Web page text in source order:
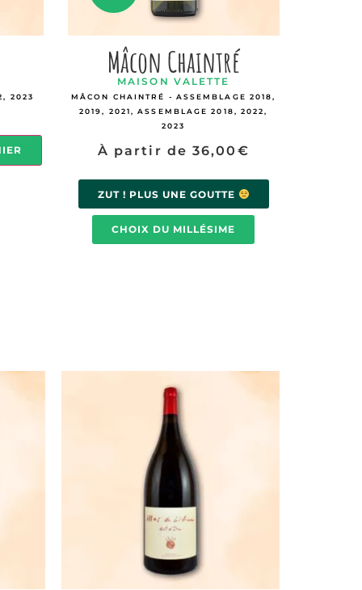
2023
Mâcon Chaintré
MAISON VALETTE
MÂCON CHAINTRÉ - ASSEMBLAGE 2018,
2019, 2021, ASSEMBLAGE 2018, 2022,
2023
À partir de36,00 €
ZUT ! PLUS UNE GOUTTE
CHOIX DU MILLÉSIME